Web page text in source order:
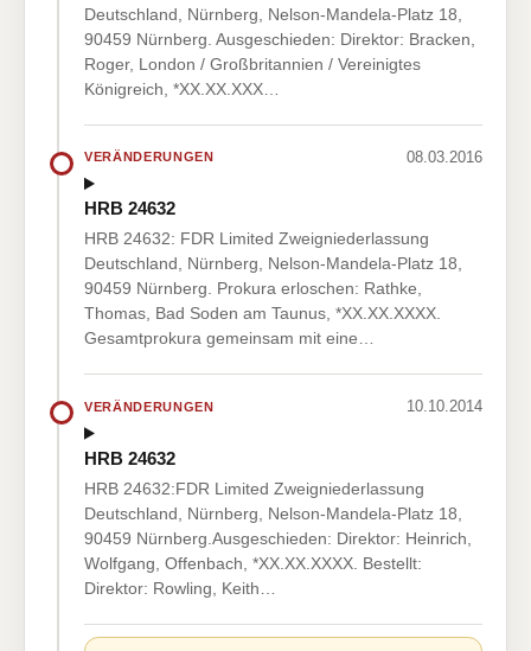
Deutschland, Nürnberg, Nelson-Mandela-Platz 18,
90459 Nürnberg. Ausgeschieden: Direktor: Bracken,
Roger, London / Großbritannien / Vereinigtes
Königreich, *XX.XX.XXX…
VERÄNDERUNGEN 08.03.2016
HRB 24632
HRB 24632: FDR Limited Zweigniederlassung
Deutschland, Nürnberg, Nelson-Mandela-Platz 18,
90459 Nürnberg. Prokura erloschen: Rathke,
Thomas, Bad Soden am Taunus, *XX.XX.XXXX.
Gesamtprokura gemeinsam mit eine…
VERÄNDERUNGEN 10.10.2014
HRB 24632
HRB 24632:FDR Limited Zweigniederlassung
Deutschland, Nürnberg, Nelson-Mandela-Platz 18,
90459 Nürnberg.Ausgeschieden: Direktor: Heinrich,
Wolfgang, Offenbach, *XX.XX.XXXX. Bestellt:
Direktor: Rowling, Keith…